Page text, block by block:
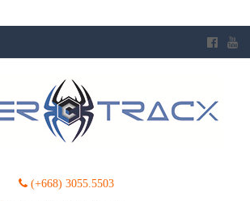
(+668) 3055.5503